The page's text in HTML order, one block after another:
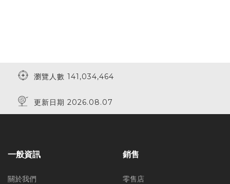
瀏覽人數 141,034,464
更新日期 2026.08.07
一般資訊
關於我們
銷售
零售店